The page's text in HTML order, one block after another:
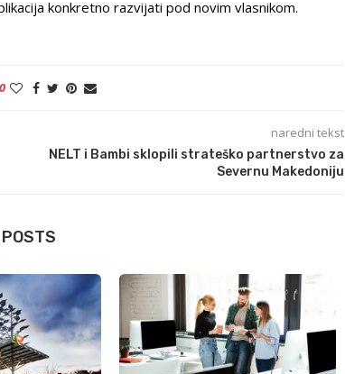
konkretno razvijati pod novim vlasnikom.
0
naredni tekst
NELT i Bambi sklopili strateško partnerstvo za
Severnu Makedoniju